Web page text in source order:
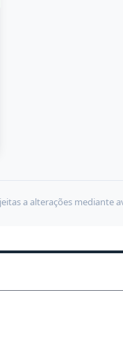
a alterações mediante